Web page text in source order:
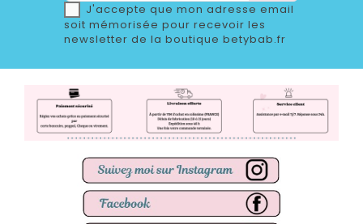
J'accepte que mon adresse email
soit mémorisée pour recevoir les
newsletter de la boutique betybab.fr